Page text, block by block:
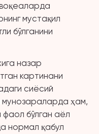
мустақил
бўлганини
назар
картинани
сиёсий
мунозараларда ҳам,
бўлган аёл
нормал қабул